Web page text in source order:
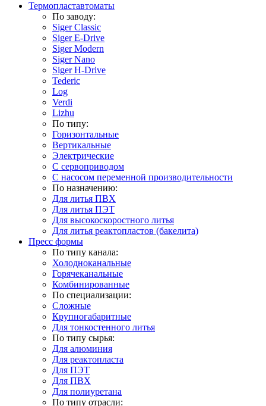
Термопластавтоматы
По заводу:
Siger Classic
Siger E-Drive
Siger Modern
Siger Nano
Siger H-Drive
Tederic
Log
Verdi
Lizhu
По типу:
Горизонтальные
Вертикальные
Электрические
С сервоприводом
С насосом переменной производительности
По назначению:
Для литья ПВХ
Для литья ПЭТ
Для высокоскоростного литья
Для литья реактопластов (бакелита)
Пресс формы
По типу канала:
Холодноканальные
Горячеканальные
Комбинированные
По специализации:
Сложные
Крупногабаритные
Для тонкостенного литья
По типу сырья:
Для алюминия
Для реактопласта
Для ПЭТ
Для ПВХ
Для полиуретана
По типу отрасли: